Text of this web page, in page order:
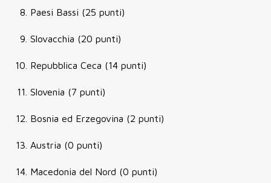
Paesi Bassi (25 punti)
Slovacchia (20 punti)
Repubblica Ceca (14 punti)
Slovenia (7 punti)
Bosnia ed Erzegovina (2 punti)
Austria (0 punti)
Macedonia del Nord (0 punti)